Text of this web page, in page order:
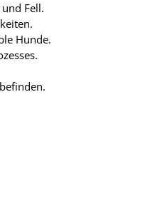
Fell.
Hunde.